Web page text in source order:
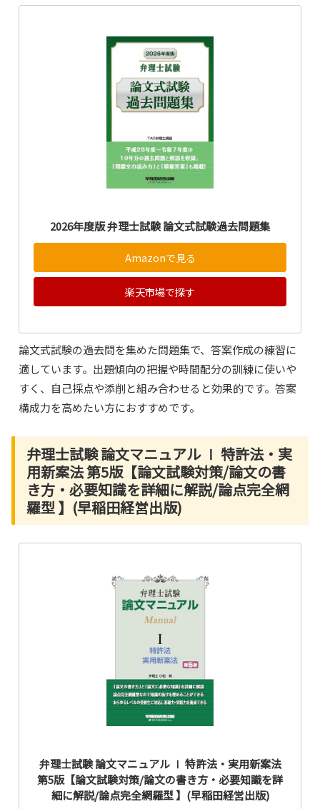
2026年度版 弁理士試験 論文式試験過去問題集
Amazonで見る
楽天市場で探す
論文式試験の過去問を集めた問題集で、答案作成の練習に
適しています。出題傾向の把握や時間配分の訓練に使いや
すく、自己採点や添削と組み合わせると効果的です。答案
構成力を高めたい方におすすめです。
弁理士試験 論文マニュアル Ⅰ 特許法・実
用新案法 第5版【論文試験対策/論文の書
き方・必要知識を詳細に解説/論点完全網
羅型 】(早稲田経営出版)
弁理士試験 論文マニュアル Ⅰ 特許法・実用新案法
第5版【論文試験対策/論文の書き方・必要知識を詳
細に解説/論点完全網羅型 】(早稲田経営出版)